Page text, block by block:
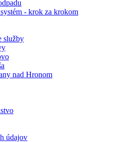
- krok za krokom
služby
nad Hronom
údajov